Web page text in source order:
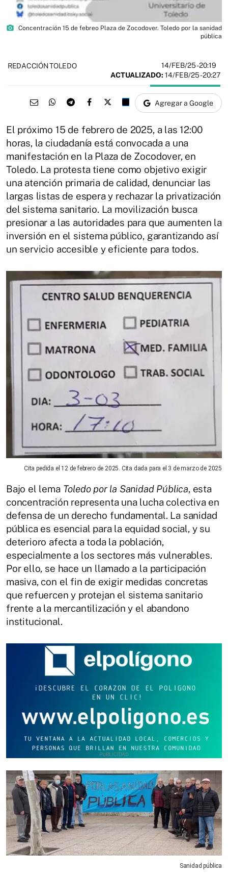
photo_camera
Concentración 15 de febreo Plaza de Zocodover. Toledo por la sanidad
pública
REDACCIÓN TOLEDO 14/FEB/25- 20:19
ACTUALIZADO: 14/FEB/25 - 20:27
Agregar a Google
El próximo 15 de febrero de 2025, a las 12:00
horas, la ciudadanía está convocada a una
manifestación en la Plaza de Zocodover, en
Toledo. La protesta tiene como objetivo exigir
una atención primaria de calidad, denunciar las
largas listas de espera y rechazar la privatización
del sistema sanitario. La movilización busca
presionar a las autoridades para que aumenten la
inversión en el sistema público, garantizando así
un servicio accesible y eficiente para todos.
Cita pedida el 12 de febrero de 2025. Cita dada para el 3 de marzo de 2025
Bajo el lema Toledo por la Sanidad Pública, esta
concentración representa una lucha colectiva en
defensa de un derecho fundamental. La sanidad
pública es esencial para la equidad social, y su
deterioro afecta a toda la población,
especialmente a los sectores más vulnerables.
Por ello, se hace un llamado a la participación
masiva, con el fin de exigir medidas concretas
que refuercen y protejan el sistema sanitario
frente a la mercantilización y el abandono
institucional.
Sanidad pública